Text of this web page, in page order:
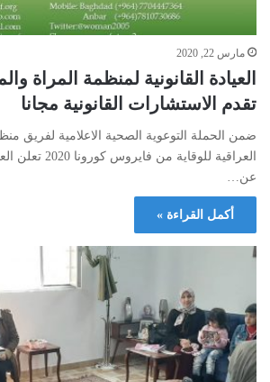
مارس 22, 2020
العيادة القانونية لمنظمة المراة
تقدم الاستشارات القانونية مجانا
ضمن الحملة التوعوية الصحية الاعلامية لفريق
العراقية للوقاية
عن…
أكمل القراءة »